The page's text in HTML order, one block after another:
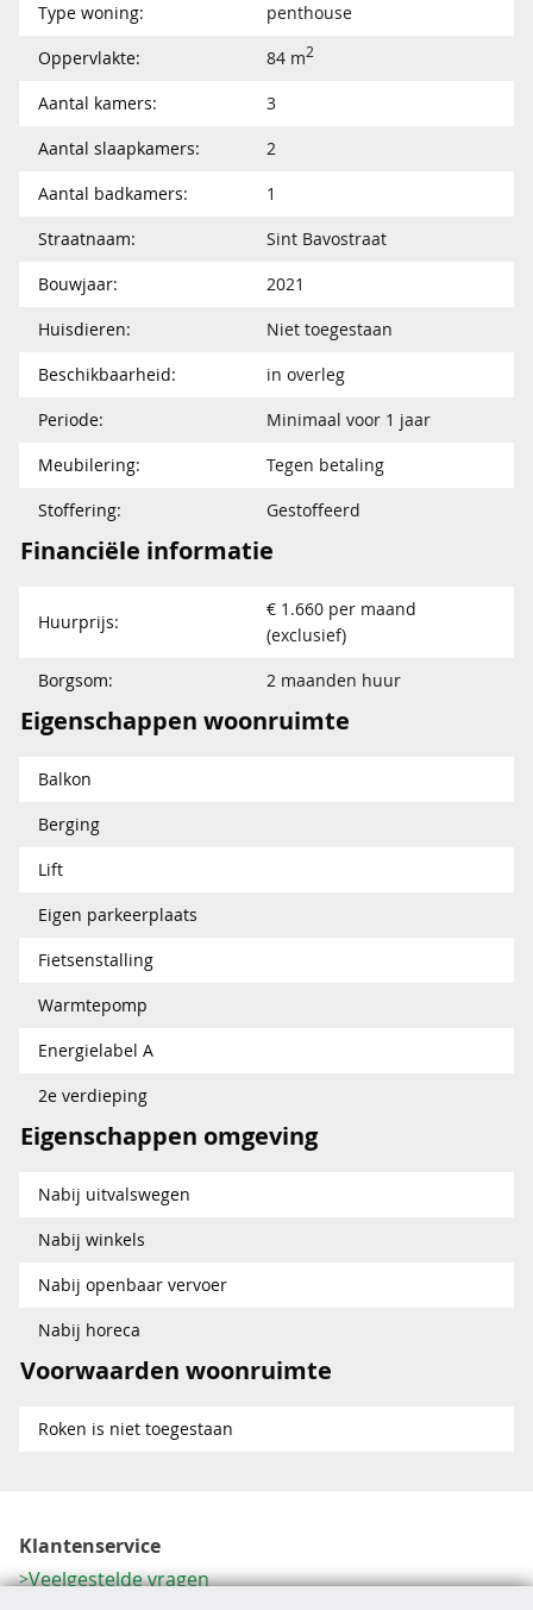
Type woning:
penthouse
Oppervlakte:
84 m2
Aantal kamers:
3
Aantal slaapkamers:
2
Aantal badkamers:
1
Straatnaam:
Sint Bavostraat
Bouwjaar:
2021
Huisdieren:
Niet toegestaan
Beschikbaarheid:
in overleg
Periode:
Minimaal voor 1 jaar
Meubilering:
Tegen betaling
Stoffering:
Gestoffeerd
Financiële informatie
Huurprijs:
€ 1.660 per maand
(exclusief)
Borgsom:
2 maanden huur
Eigenschappen woonruimte
Balkon
Berging
Lift
Eigen parkeerplaats
Fietsenstalling
Warmtepomp
Energielabel A
2e verdieping
Eigenschappen omgeving
Nabij uitvalswegen
Nabij winkels
Nabij openbaar vervoer
Nabij horeca
Voorwaarden woonruimte
Roken is niet toegestaan
Klantenservice
Veelgestelde vragen